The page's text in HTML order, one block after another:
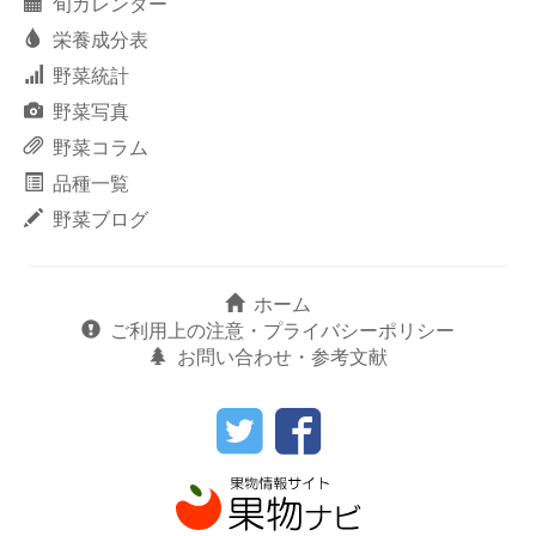
栄養成分表
野菜統計
野菜写真
野菜コラム
品種一覧
野菜ブログ
ホーム
ご利用上の注意・プライバシーポリシー
お問い合わせ・参考文献